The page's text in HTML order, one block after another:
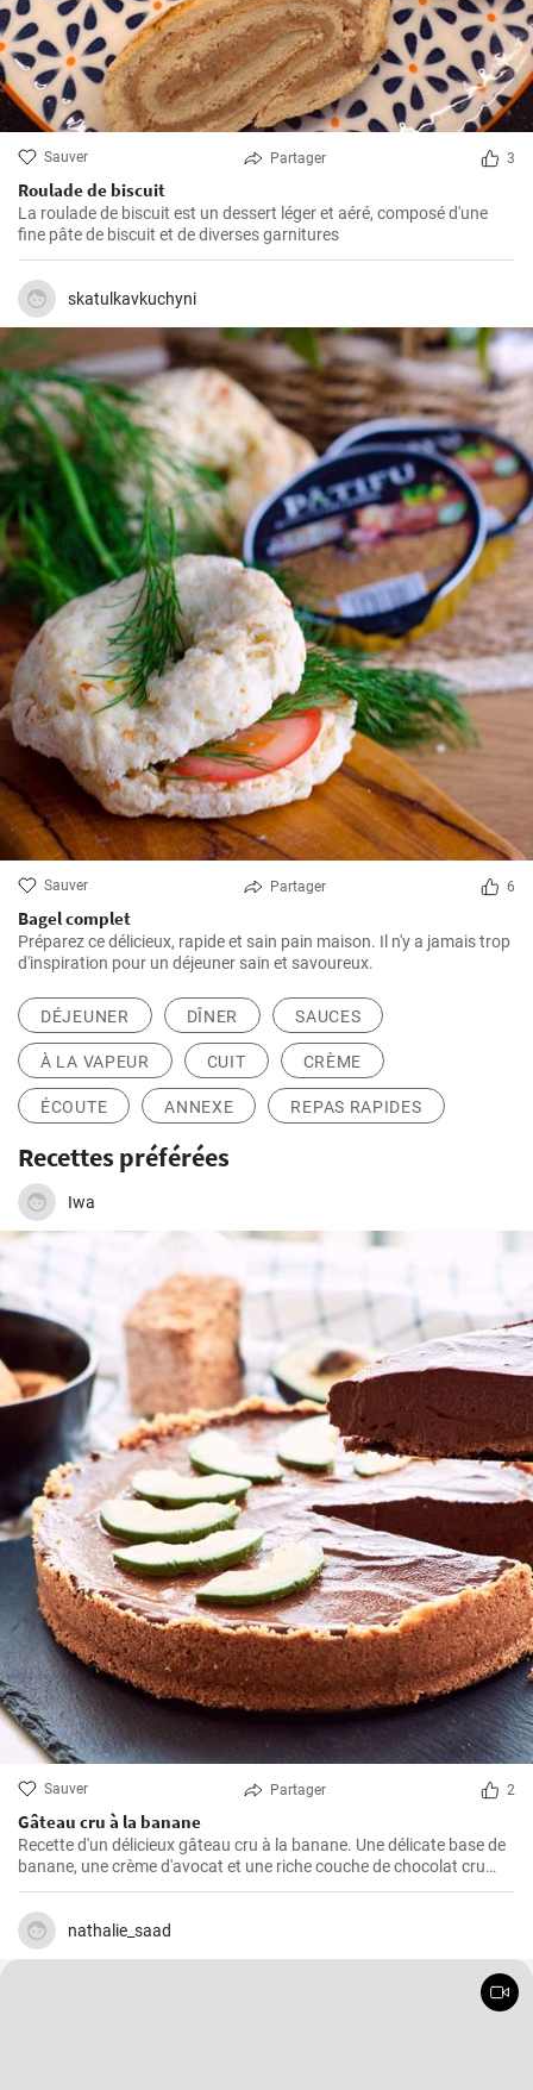
Sauver Partager 3
Roulade de biscuit
La roulade de biscuit est un dessert léger et aéré, composé d'une
fine pâte de biscuit et de diverses garnitures
skatulkavkuchyni
Sauver Partager 6
Bagel complet
Préparez ce délicieux, rapide et sain pain maison. Il n'y a jamais trop
d'inspiration pour un déjeuner sain et savoureux.
DÉJEUNER DÎNER SAUCES
À LA VAPEUR CUIT CRÈME
ÉCOUTE ANNEXE REPAS RAPIDES
Recettes préférées
Iwa
Sauver Partager 2
Gâteau cru à la banane
Recette d'un délicieux gâteau cru à la banane. Une délicate base de
banane, une crème d'avocat et une riche couche de chocolat cru
créent une parfaite harmonie de saveurs.
nathalie_saad